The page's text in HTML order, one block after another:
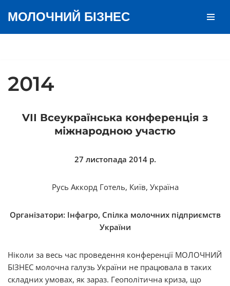
МОЛОЧНИЙ БІЗНЕС
2014
VІІ Всеукраїнська конференція з
міжнародною участю
27 листопада 2014 р.
Русь Аккорд Готель, Київ, Україна
Організатори: Інфагро, Спілка молочних підприємств
України
Ніколи за весь час проведення конференції МОЛОЧНИЙ
БІЗНЕС молочна галузь України не працювала в таких
складних умовах, як зараз. Геополітична криза, що